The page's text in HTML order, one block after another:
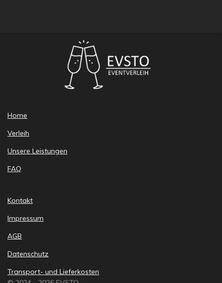
Home
Verleih
Unsere Leistungen
FAQ
Kontakt
Impressum
AGB
Datenschutz
Transport- und Lieferkosten